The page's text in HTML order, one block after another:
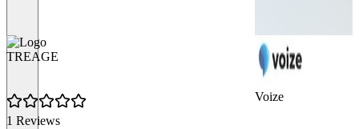
TREAGE
1 Reviews
Voize